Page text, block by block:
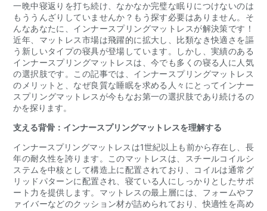
一晩中寝返りを打ち続け、なかなか完璧な眠りにつけないのは
もううんざりしていませんか？もう探す必要はありません。そ
んなあなたに、インナースプリングマットレスが解決策です！
近年、マットレス市場は飛躍的に拡大し、比類なき快適さを謳
う新しいタイプの寝具が登場しています。しかし、実績のある
インナースプリングマットレスは、今でも多くの寝る人に人気
の選択肢です。この記事では、インナースプリングマットレス
のメリットと、なぜ良質な睡眠を求める人々にとってインナー
スプリングマットレスが今もなお第一の選択肢であり続けるの
かを探ります。
支える背骨：インナースプリングマットレスを理解する
インナースプリングマットレスは1世紀以上も前から存在し、長
年の耐久性を誇ります。このマットレスは、スチールコイルシ
ステムを中核として構造上に配置されており、コイルは通常グ
リッドパターンに配置され、寝ている人にしっかりとしたサポ
ート力を提供します。マットレスの最上層には、フォームやフ
ァイバーなどのクッション材が詰められており、快適性を高め